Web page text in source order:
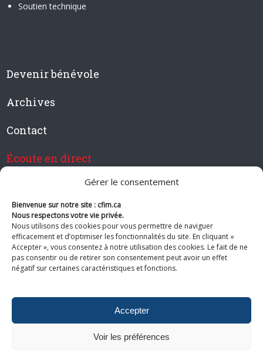
Gérer le consentement
Bienvenue sur notre site : cfim.ca
Nous respectons votre vie privée.
Nous utilisons des cookies pour vous permettre de naviguer
efficacement et d’optimiser les fonctionnalités du site. En cliquant «
Accepter », vous consentez à notre utilisation des cookies. Le fait de ne
pas consentir ou de retirer son consentement peut avoir un effet
négatif sur certaines caractéristiques et fonctions.
Accepter
Voir les préférences
Soutien technique
Devenir bénévole
Archives
Contact
Écoute en direct
Devenir membre de CFIM
Suivez-nous